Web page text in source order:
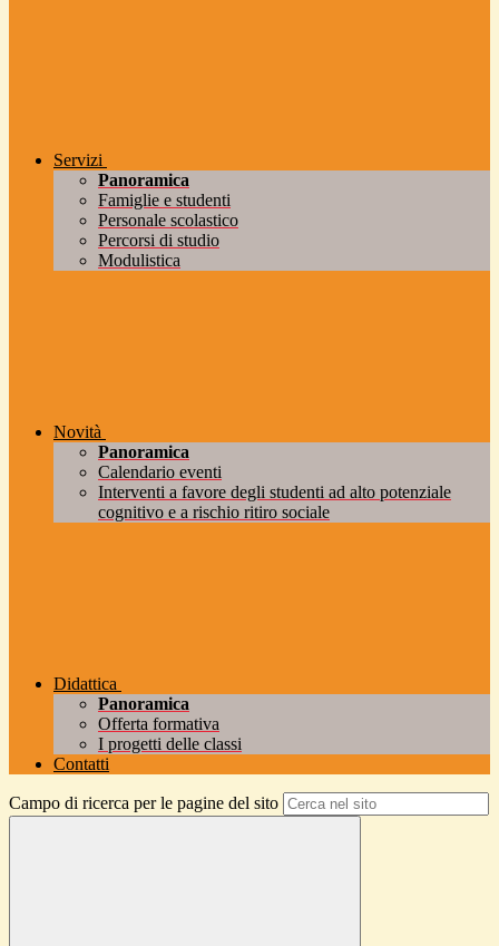
Servizi
Panoramica
Famiglie e studenti
Personale scolastico
Percorsi di studio
Modulistica
Novità
Panoramica
Calendario eventi
Interventi a favore degli studenti ad alto potenziale
cognitivo e a rischio ritiro sociale
Didattica
Panoramica
Offerta formativa
I progetti delle classi
Contatti
Campo di ricerca per le pagine del sito